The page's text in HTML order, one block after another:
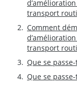
transport
Comment
transport
Que se
Que se